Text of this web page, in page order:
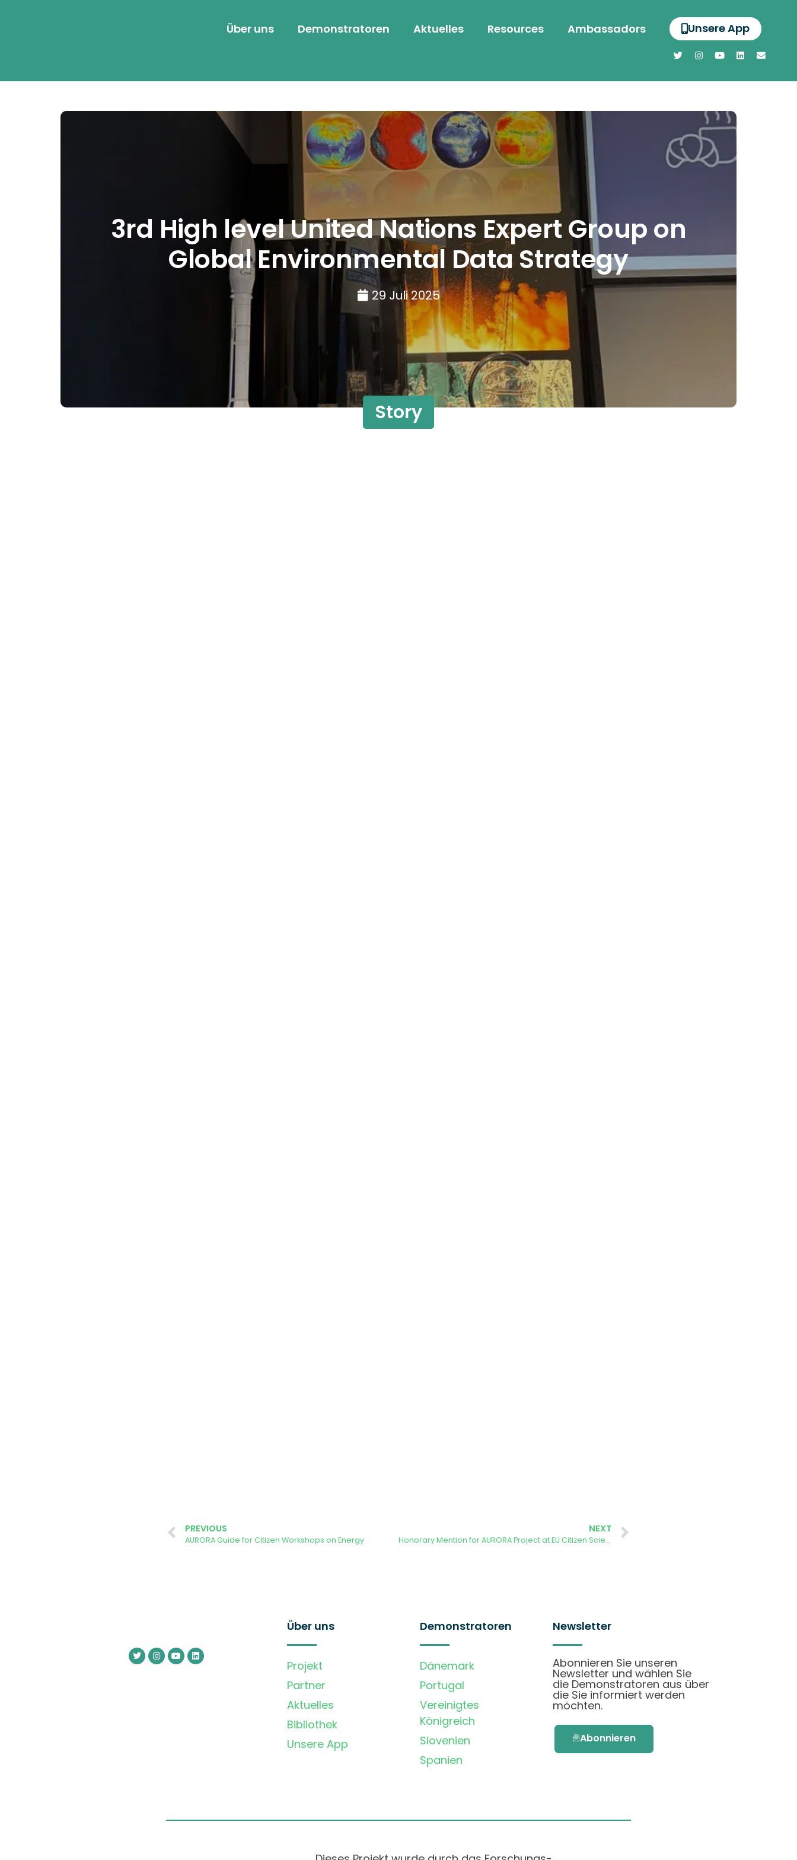
Über uns Demonstratoren Aktuelles Resources Ambassadors Unsere App
3rd High level United Nations Expert Group on
Global Environmental Data Strategy
29 Juli 2025
Story
PREVIOUS
AURORA Guide for Citizen Workshops on Energy
NEXT
Honorary Mention for AURORA Project at EU Citizen Science Prizes 2025
Über uns
Projekt
Partner
Aktuelles
Bibliothek
Unsere App
Demonstratoren
Dänemark
Portugal
Vereinigtes
Königreich
Slovenien
Spanien
Newsletter
Abonnieren Sie unseren
Newsletter und wählen Sie
die Demonstratoren aus über
die Sie informiert werden
möchten.
Abonnieren